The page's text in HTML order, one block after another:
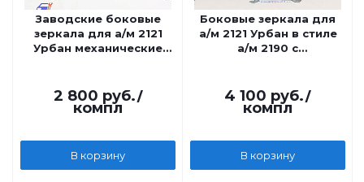
Заводские боковые
зеркала для а/м 2121
Урбан механические
2 800 руб./
компл
В корзину
Боковые зеркала для
а/м 2121 Урбан в стиле
а/м 2190 с
4 100 руб./
компл
В корзину